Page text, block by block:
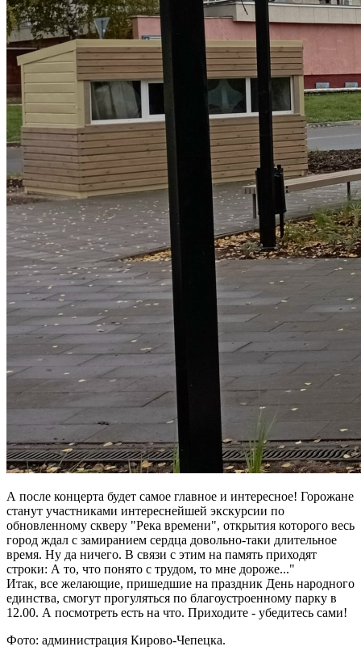
А после концерта будет самое главное и интересное! Горожане
станут участниками интереснейшей экскурсии по
обновленному скверу "Река времени", открытия которого весь
город ждал с замиранием сердца довольно-таки длительное
время. Ну да ничего. В связи с этим на память приходят
строки: А то, что понято с трудом, то мне дороже..."
Итак, все желающие, пришедшие на праздник День народного
единства, смогут прогуляться по благоустроенному парку в
12.00. А посмотреть есть на что. Приходите - убедитесь сами!
Фото: администрация Кирово-Чепецка.